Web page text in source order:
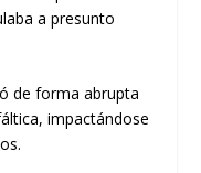
a presunto
de forma abrupta
impactándose